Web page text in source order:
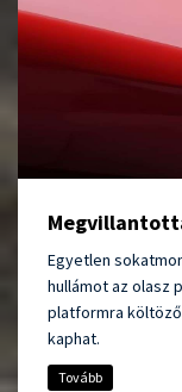
Egyetlen
hullámot az olasz
platformra
kaphat.
Tovább